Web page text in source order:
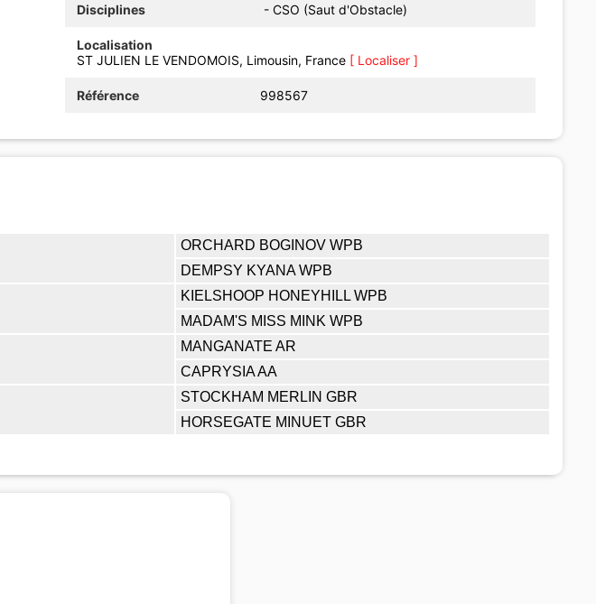
Disciplines - CSO (Saut d'Obstacle)
Localisation
ST JULIEN LE VENDOMOIS, Limousin, France [ Localiser ]
Référence 998567
ORCHARD BOGINOV WPB
DEMPSY KYANA WPB
KIELSHOOP HONEYHILL WPB
MADAM'S MISS MINK WPB
MANGANATE AR
CAPRYSIA AA
STOCKHAM MERLIN GBR
HORSEGATE MINUET GBR